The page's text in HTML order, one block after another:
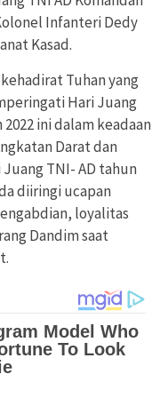
Infanteri Dedy
Kasad.
Tuhan yang
Hari Juang
ini dalam keadaan
Darat dan
TNI- AD tahun
diiringi ucapan
loyalitas
Dandim saat